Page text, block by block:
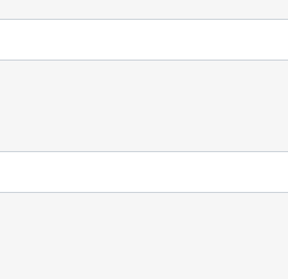
Instalação
leve, pode ser
lisas (madeira,
de dupla face
com as
acessibilidade
🎨 A Dica de
acabamento
parede logo ao